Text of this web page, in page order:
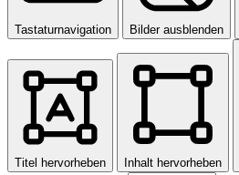
Tastaturnavigation Bilder ausblenden
Titel hervorheben Inhalt hervorheben